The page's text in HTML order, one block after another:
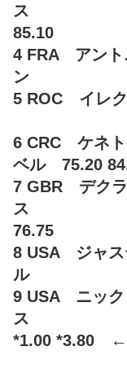
ス
85.10
4 FRA アント
ン
5 ROC イ
81.20
6 CRC ケネト
ベル 75.20
7 GBR デクラ
ス
76.75
8 USA ジャス
ル
9 USA ニック
ス
*1.00 *3.80 ←